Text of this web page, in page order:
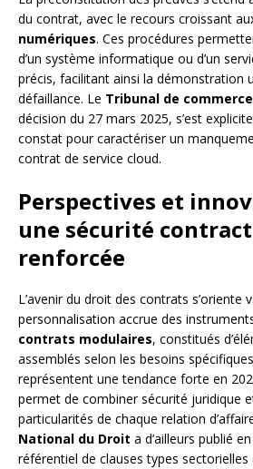
du contrat, avec le recours croissant
numériques. Ces procédures
d’un système informatique ou d’un
précis, facilitant ainsi la démonstration
défaillance. Le Tribunal de
décision du 27 mars 2025, s’est
constat pour caractériser un
contrat de service cloud.
Perspectives et
une sécurité
renforcée
L’avenir du droit des contrats s’oriente
personnalisation accrue des
contrats modulaires, constitués
assemblés selon les besoins
représentent une tendance forte en
permet de combiner sécurité juridique
particularités de chaque relation
National du Droit a d’ailleurs publié
référentiel de clauses types